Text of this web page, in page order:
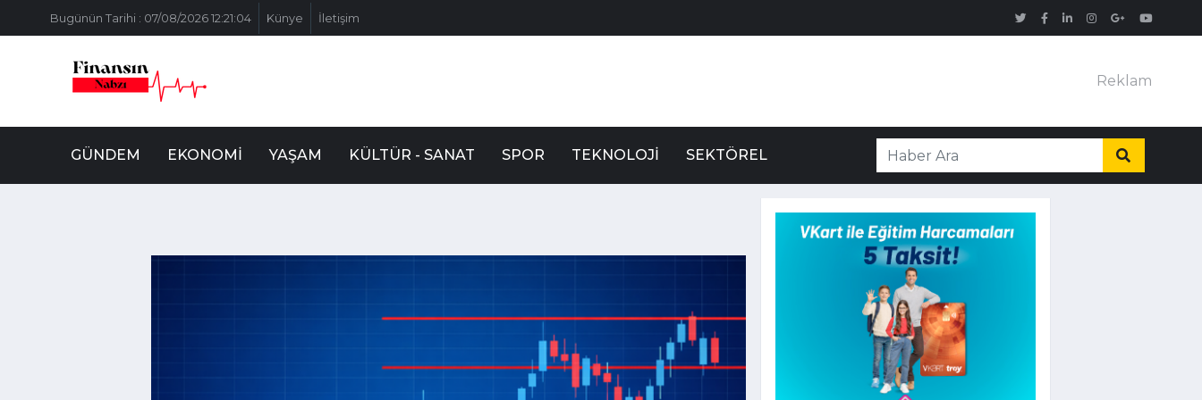
Bugünün Tarihi : 07/08/2026 12:21:04 Künye İletişim
Reklam
GÜNDEM EKONOMI YAŞAM KÜLTÜR - SANAT SPOR TEKNOLOJI SEKTÖREL